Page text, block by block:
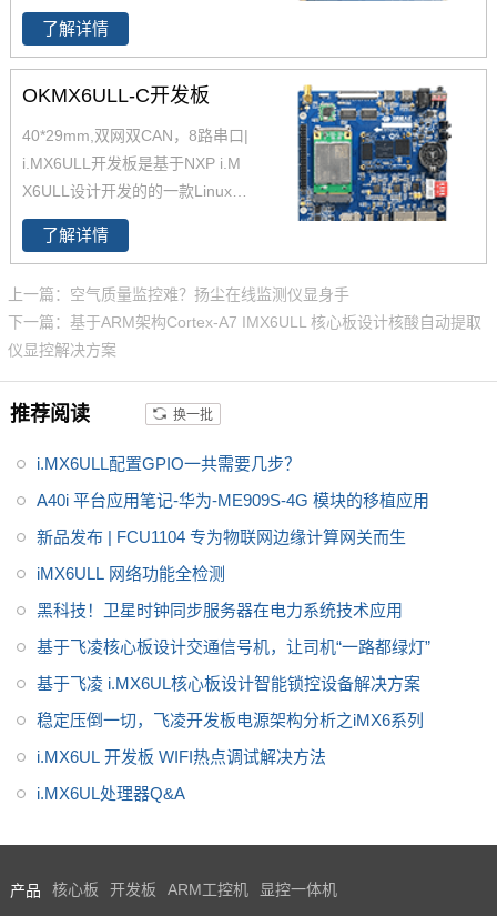
行速度高达800MHz。iMX6ULL
核心板29*40mm ，iMX6ULL这
款处理器功能接口资源丰富，供
了解详情
OKMX6ULL-C开发板
40*29mm,双网双CAN，8路串口|
i.MX6ULL开发板是基于NXP i.M
X6ULL设计开发的的一款Linux开
发板 ，主频800MHz，体积小，
其核心板仅40*29mm，采用板对
了解详情
上一篇：空气质量监控难？扬尘在线监测仪显身手
下一篇：基于ARM架构Cortex-A7 IMX6ULL 核心板设计核酸自动提取
仪显控解决方案
推荐阅读 换一批
i.MX6ULL配置GPIO一共需要几步？
A40i 平台应用笔记-华为-ME909S-4G 模块的移植应用
新品发布 | FCU1104 专为物联网边缘计算网关而生
iMX6ULL 网络功能全检测
黑科技！卫星时钟同步服务器在电力系统技术应用
基于飞凌核心板设计交通信号机，让司机“一路都绿灯”
基于飞凌 i.MX6UL核心板设计智能锁控设备解决方案
稳定压倒一切，飞凌开发板电源架构分析之iMX6系列
i.MX6UL 开发板 WIFI热点调试解决方法
i.MX6UL处理器Q&A
产品 核心板 开发板 ARM工控机 显控一体机